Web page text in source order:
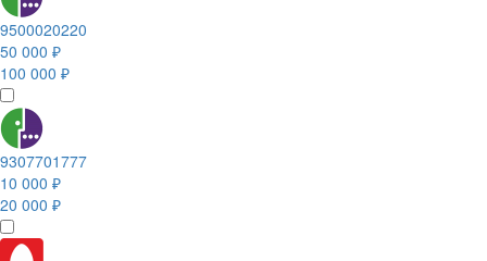
9500020220
50 000 ₽
100 000 ₽
9307701777
10 000 ₽
20 000 ₽